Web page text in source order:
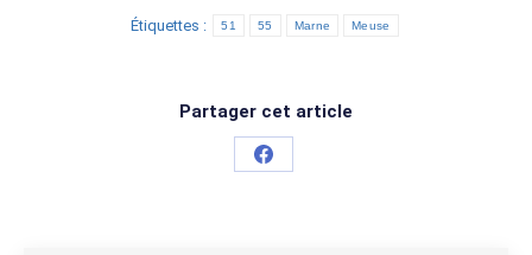
Étiquettes : 51 55 Marne Meuse
Partager cet article
Partager